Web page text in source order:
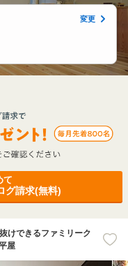
変更
て
グ請求(無料)
けできるファミリーク
屋